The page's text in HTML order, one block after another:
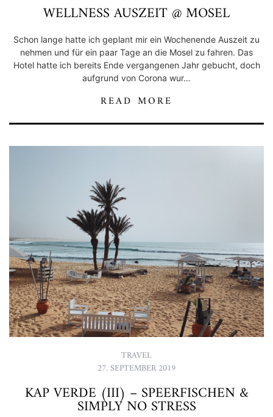
WELLNESS AUSZEIT @ MOSEL
Schon lange hatte ich geplant mir ein Wochenende Auszeit zu
nehmen und für ein paar Tage an die Mosel zu fahren. Das
Hotel hatte ich bereits Ende vergangenen Jahr gebucht, doch
aufgrund von Corona wur…
READ MORE
TRAVEL
27. SEPTEMBER 2019
KAP VERDE (III) – SPEERFISCHEN &
SIMPLY NO STRESS